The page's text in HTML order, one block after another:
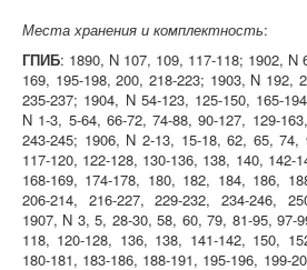
Места хранения и комплектность:
ГПИБ: 1890, N 107, 109, 117-118; 1902, N
169, 195-198, 200, 218-223; 1903, N 192,
235-237; 1904, N 54-123, 125-150, 165-
N 1-3, 5-64, 66-72, 74-88, 90-127, 129-
243-245; 1906, N 2-13, 15-18, 62, 65, 74,
117-120, 122-128, 130-136, 138, 140, 142-
168-169, 174-178, 180, 182, 184, 186,
206-214, 216-227, 229-232, 234-246,
1907, N 3, 5, 28-30, 58, 60, 79, 81-95, 97-
118, 120-128, 136, 138, 141-142, 150,
180-181, 183-186, 188-191, 195-196, 199-